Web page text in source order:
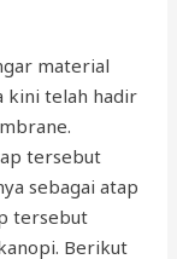
material
kini telah hadir
tersebut
sebagai atap
tersebut
Berikut